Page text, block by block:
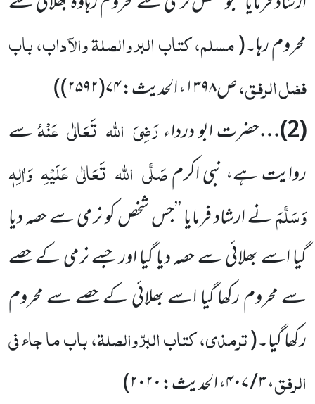
محروم رہا۔(مسلم، کتاب البر والصلۃ والآداب، باب
فضل الرفق،ص۱۳۹۸، الحدیث: ۷۴(۲۵۹۲)
)
(
2
)…حضرتابو درداءرَضِیَ اللہ تَعَالٰی عَنْہُسے
روایت ہے، نبی اکرمصَلَّی اللہ تَعَالٰی عَلَیْہِ وَاٰلِہٖ
وَسَلَّمَنے ارشاد فرمایا ’’جسشخص کو نرمی سے حصہ دیا
گیا اسے بھلائی سے حصہ دیا گیا اور جسے نرمی کے حصے
سے محروم رکھا گیا اسے بھلائی کے حصے سے محروم
رکھا گیا۔(ترمذی، کتاب البرّ والصلۃ، باب ما جاء فی
الرفق، ۳ / ۴۰۷، الحدیث: ۲۰۲۰
)